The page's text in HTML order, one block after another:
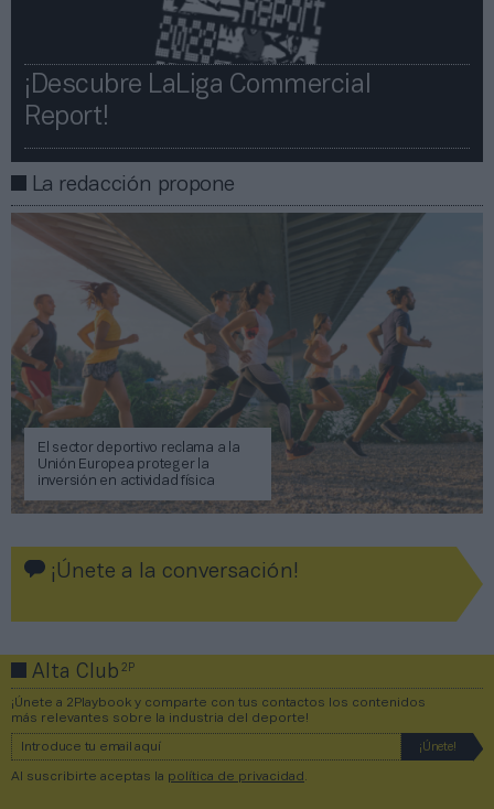
¡Descubre LaLiga Commercial
Report!​​
La redacción propone
El sector deportivo reclama a la
Unión Europea proteger la
inversión en actividad física
¡Únete a la conversación!
Alta Club2P
¡Únete a 2Playbook y comparte con tus contactos los contenidos
más relevantes sobre la industria del deporte!
Al suscribirte aceptas la política de privacidad